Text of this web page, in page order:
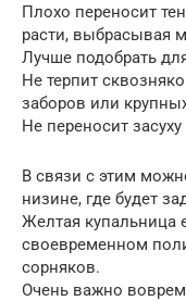
Плохо переносит
расти, выбрасывая
Лучше подобрать
Не терпит
заборов или
Не переносит засуху
В связи с этим
низине, где будет
Желтая купальница
своевременном
сорняков.
Очень важно